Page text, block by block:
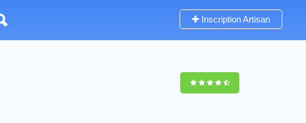
Inscription Artisan